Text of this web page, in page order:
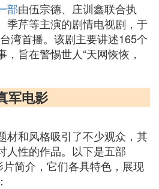
部由伍宗德、庄训鑫联合执
季芹等主演的剧情电视剧，于
湾首播。该剧主要讲述165个
旨在警惕世人“天网恢恢，
军电影
材和风格吸引了不少观众，其
人性的作品。以下是五部
简介，它们各具特色，展现